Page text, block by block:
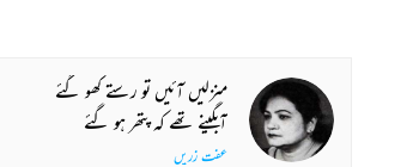
منزلیں آئیں تو رستے کھو گئے
آبگینے تھے کہ پتھر ہو گئے
عفت زریں